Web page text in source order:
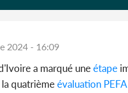
2024 - 16:09
a marqué uneétape
quatrièmeévaluation PEFA